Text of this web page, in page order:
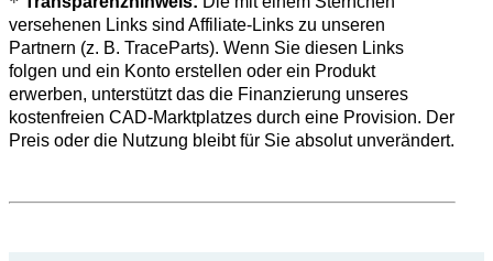
versehenen Links sind Affiliate-Links zu unseren
Partnern (z. B. TraceParts). Wenn Sie diesen Links
folgen und ein Konto erstellen oder ein Produkt
erwerben, unterstützt das die Finanzierung unseres
kostenfreien CAD-Marktplatzes durch eine Provision. Der
Preis oder die Nutzung bleibt für Sie absolut unverändert.